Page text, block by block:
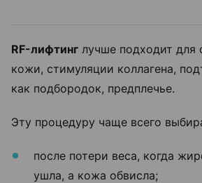
RF-лифтинг лучше подходит для
кожи, стимуляции коллагена,
как подбородок, предплечье.
Эту процедуру чаще всего
после потери веса, когда
ушла, а кожа обвисла;